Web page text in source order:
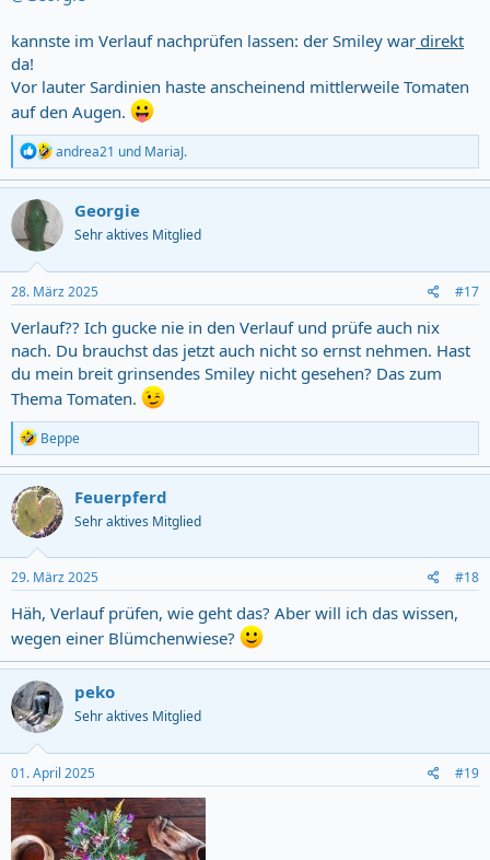
kannste im Verlauf nachprüfen lassen: der Smiley war direkt
da!
Vor lauter Sardinien haste anscheinend mittlerweile Tomaten
auf den Augen.
R
e
a
t
n
s
:
andrea21 und MariaJ.
Georgie
Sehr aktives Mitglied
28. März 2025 #17
Verlauf?? Ich gucke nie in den Verlauf und prüfe auch nix
nach. Du brauchst das jetzt auch nicht so ernst nehmen. Hast
du mein breit grinsendes Smiley nicht gesehen? Das zum
Thema Tomaten.
R
e
a
c
t
i
o
n
s
:
Beppe
Feuerpferd
Sehr aktives Mitglied
29. März 2025 #18
Häh, Verlauf prüfen, wie geht das? Aber will ich das wissen,
wegen einer Blümchenwiese?
peko
Sehr aktives Mitglied
01. April 2025 #19